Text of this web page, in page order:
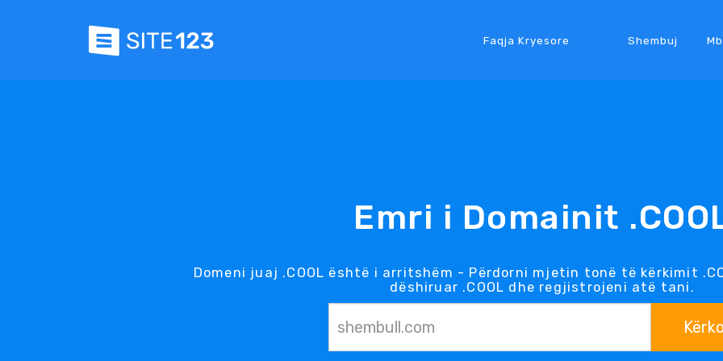
Faqja Kryesore Shembuj
Emri i Domainit
Domeni juaj .COOL është i arritshëm - Përdorni mjetin tonë të kërkimit
dëshiruar .COOL dhe regjistrojeni atë tani.